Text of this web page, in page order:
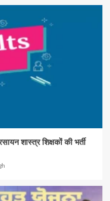
शास्त्र शिक्षकों की भर्ती